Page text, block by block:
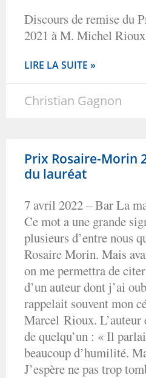
Discours de remise du
2021 à M. Michel
LIRE LA SUITE »
Christian Gagnon
Prix Rosaire-Morin
du lauréat
7 avril 2022 – Bar La
Ce mot a une grande
plusieurs d’entre nous
Rosaire Morin. Mais
on me permettra de
d’un auteur dont j’ai
rappelait souvent mon
Marcel Rioux. L’auteur
de quelqu’un : « Il
beaucoup d’humilité.
J’espère ne pas trop